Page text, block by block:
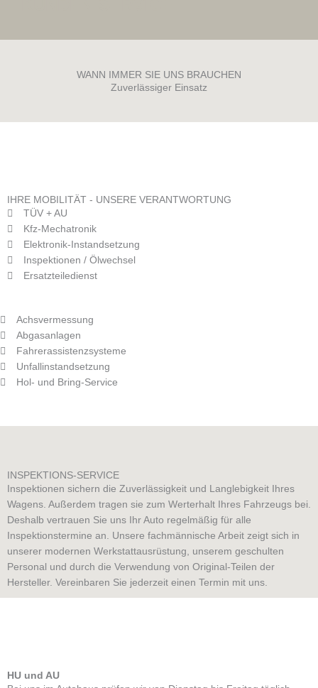
WANN IMMER SIE UNS BRAUCHEN
Zuverlässiger Einsatz
IHRE MOBILITÄT - UNSERE VERANTWORTUNG
TÜV + AU
Kfz-Mechatronik
Elektronik-Instandsetzung
Inspektionen / Ölwechsel
Ersatzteiledienst
Achsvermessung
Abgasanlagen
Fahrerassistenzsysteme
Unfallinstandsetzung
Hol- und Bring-Service
INSPEKTIONS-SERVICE
Inspektionen sichern die Zuverlässigkeit und Langlebigkeit Ihres
Wagens. Außerdem tragen sie zum Werterhalt Ihres Fahrzeugs bei.
Deshalb vertrauen Sie uns Ihr Auto regelmäßig für alle
Inspektionstermine an. Unsere fachmännische Arbeit zeigt sich in
unserer modernen Werkstattausrüstung, unserem geschulten
Personal und durch die Verwendung von Original-Teilen der
Hersteller. Vereinbaren Sie jederzeit einen Termin mit uns.
HU und AU